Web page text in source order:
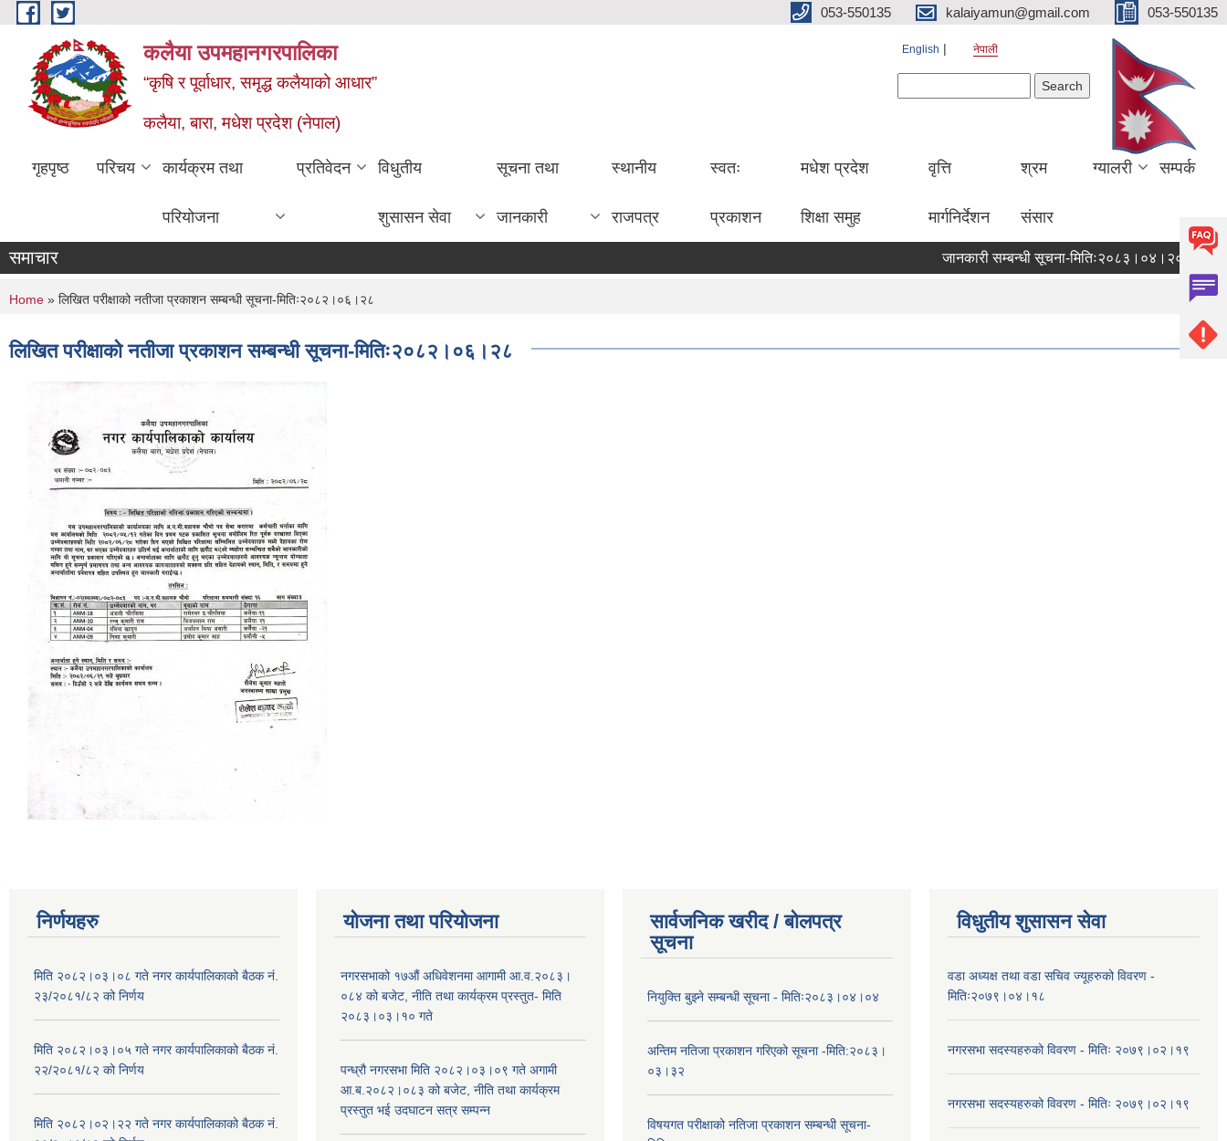
Skip to main content 053-550135 kalaiyamun@gmail.com 053-550135
कलैया उपमहानगरपालिका
“कृषि र पूर्वाधार, समृद्ध कलैयाको आधार”
कलैया, बारा, मधेश प्रदेश (नेपाल)
English नेपाली
गृहपृष्ठ परिचय कार्यक्रम तथा
परियोजना
प्रतिवेदन विधुतीय
शुसासन सेवा
सूचना तथा
जानकारी
स्थानीय
राजपत्र
स्वतः
प्रकाशन
मधेश प्रदेश
शिक्षा समुह
वृत्ति
मार्गनिर्देशन
श्रम
संसार
ग्यालरी सम्पर्क
समाचार जानकारी सम्बन्धी सूचना-मितिः२०८३।०४।२०
You are here
Home » लिखित परीक्षाको नतीजा प्रकाशन सम्बन्धी सूचना-मितिः२०८२।०६।२८
लिखित परीक्षाको नतीजा प्रकाशन सम्बन्धी सूचना-मितिः२०८२।०६।२८
निर्णयहरु
मिति २०८२।०३।०८ गते नगर कार्यपालिकाको बैठक नं.
२३/२०८१/८२ को निर्णय
मिति २०८२।०३।०५ गते नगर कार्यपालिकाको बैठक नं.
२२/२०८१/८२ को निर्णय
मिति २०८२।०२।२२ गते नगर कार्यपालिकाको बैठक नं.
योजना तथा परियोजना
नगरसभाको १७औं अधिवेशनमा आगामी आ.व.२०८३।
०८४ को बजेट, नीति तथा कार्यक्रम प्रस्तुत- मिति
२०८३।०३।१० गते
पन्ध्रौ नगरसभा मिति २०८२।०३।०९ गते अगामी
आ.ब.२०८२।०८३ को बजेट, नीति तथा कार्यक्रम
प्रस्तुत भई उदघाटन सत्र सम्पन्न
सार्वजनिक खरीद / बोलपत्र
सूचना
नियुक्ति बुझ्ने सम्बन्धी सूचना - मितिः२०८३।०४।०४
अन्तिम नतिजा प्रकाशन गरिएको सूचना -मिति:२०८३।
०३।३२
विषयगत परीक्षाको नतिजा प्रकाशन सम्बन्धी सूचना-
विधुतीय शुसासन सेवा
वडा अध्यक्ष तथा वडा सचिव ज्यूहरुको विवरण -
मितिः२०७९।०४।१८
नगरसभा सदस्यहरुको विवरण - मितिः २०७९।०२।१९
नगरसभा सदस्यहरुको विवरण - मितिः २०७९।०२।१९